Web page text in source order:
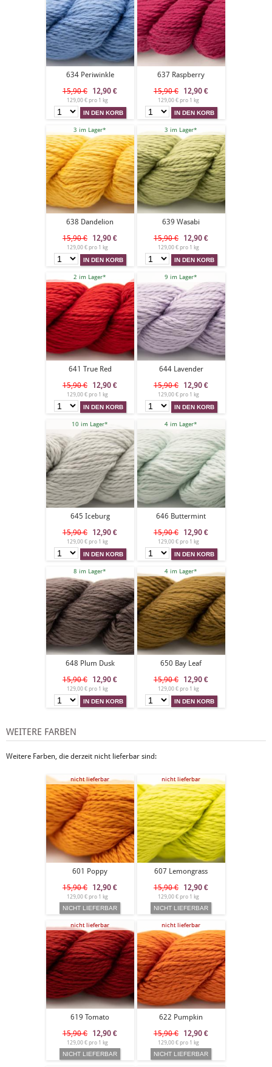
634 Periwinkle
15,90 €
12,90 €
129,00 € pro 1 kg
637 Raspberry
15,90 €
12,90 €
129,00 € pro 1 kg
3 im Lager*
638 Dandelion
15,90 €
12,90 €
129,00 € pro 1 kg
3 im Lager*
639 Wasabi
15,90 €
12,90 €
129,00 € pro 1 kg
2 im Lager*
641 True Red
15,90 €
12,90 €
129,00 € pro 1 kg
9 im Lager*
644 Lavender
15,90 €
12,90 €
129,00 € pro 1 kg
10 im Lager*
645 Iceburg
15,90 €
12,90 €
129,00 € pro 1 kg
4 im Lager*
646 Buttermint
15,90 €
12,90 €
129,00 € pro 1 kg
8 im Lager*
648 Plum Dusk
15,90 €
12,90 €
129,00 € pro 1 kg
4 im Lager*
650 Bay Leaf
15,90 €
12,90 €
129,00 € pro 1 kg
WEITERE FARBEN
Weitere Farben, die derzeit nicht lieferbar sind:
nicht lieferbar
601 Poppy
15,90 €
12,90 €
129,00 € pro 1 kg
nicht lieferbar
607 Lemongrass
15,90 €
12,90 €
129,00 € pro 1 kg
nicht lieferbar
619 Tomato
15,90 €
12,90 €
129,00 € pro 1 kg
nicht lieferbar
622 Pumpkin
15,90 €
12,90 €
129,00 € pro 1 kg